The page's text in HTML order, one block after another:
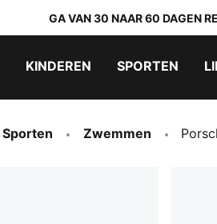
GA VAN 30 NAAR 60 DAGEN
KINDEREN SPORTEN
Sporten Zwemmen